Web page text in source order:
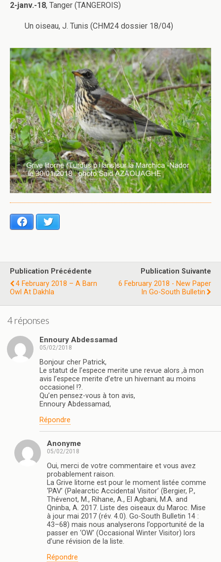
2-janv.-18, Tanger (TANGEROIS)
Un oiseau, J. Tunis (CHM24 dossier 18/04)
Facebook
Publication Précédente
4 February 2018 – A Barn
Owl At Dakhla
Publication Suivante
6 February 2018 - New Paper
In Go-South Bulletin
4 réponses
Ennoury Abdessamad
05/02/2018
Bonjour cher Patrick,
Le statut de l’espece merite une revue alors ,à mon
avis l’espece merite d’etre un hivernant au moins
occasionel !?.
Qu’en pensez-vous à ton avis,
Ennoury Abdessamad,
Répondre
Anonyme
05/02/2018
Oui, merci de votre commentaire et vous avez
probablement raison.
La Grive litorne est pour le moment listée comme
‘PAV’ (Palearctic Accidental Visitor’ (Bergier, P.,
Thévenot, M., Rihane, A., El Agbani, M.A. and
Qninba, A. 2017. Liste des oiseaux du Maroc. Mise
à jour mai 2017 (rév. 4.0). Go-South Bulletin 14 :
43–68) mais nous analyserons l’opportunité de la
passer en ‘OW’ (Occasional Winter Visitor) lors
d’une révision de la liste.
Répondre